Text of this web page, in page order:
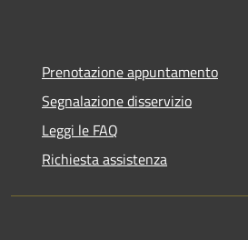
Prenotazione appuntamento
Segnalazione disservizio
Leggi le FAQ
Richiesta assistenza